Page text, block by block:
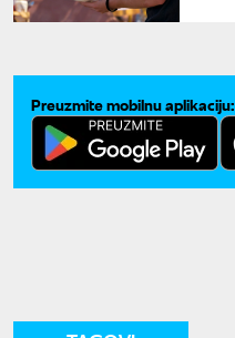
Preuzmite mobilnu aplikaciju: